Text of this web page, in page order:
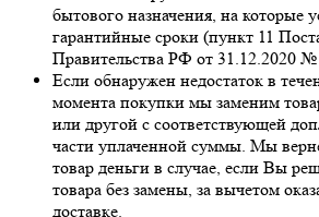
бытового назначения, на которые
гарантийные сроки (пункт 11
Правительства РФ от 31.12.2020 №
Если обнаружен недостаток в
момента покупки мы заменим
или другой с соответствующей
части уплаченной суммы. Мы
товар деньги в случае, если Вы
товара без замены, за вычетом
доставке.